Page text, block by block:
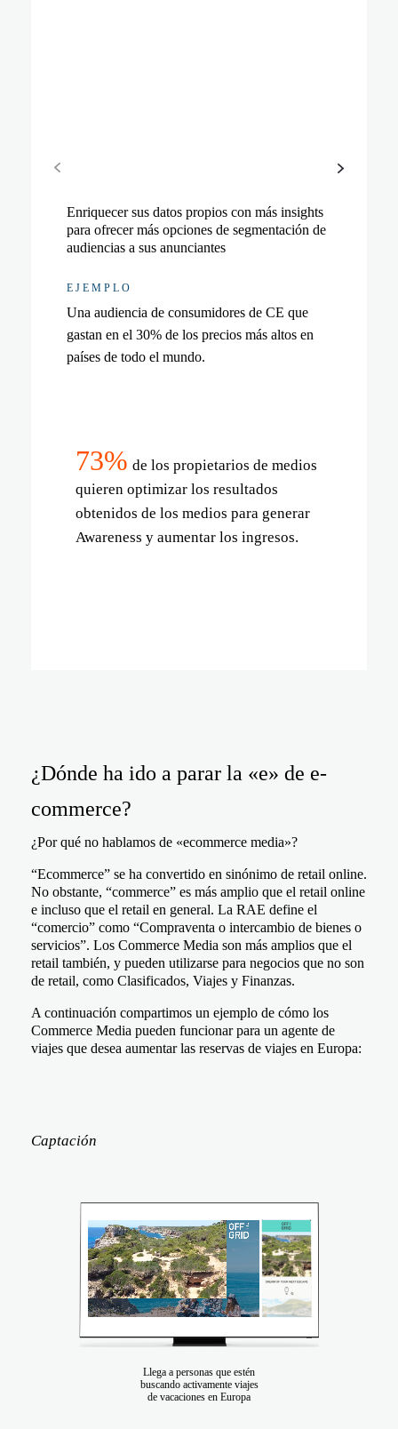
Enriquecer sus datos propios con más insights
para ofrecer más opciones de segmentación de
audiencias a sus anunciantes
EJEMPLO
Una audiencia de consumidores de CE que
gastan en el 30% de los precios más altos en
países de todo el mundo.
Personalizar su propio contenido de valor para
usuarios y crear mejores experiencias en tienda
física, que hagan volver a los visitantes y
EJEMPLO
Mostrar productos electrónicos de gama alta a
esa misma audiencia de CE en la página de
73% de los propietarios de medios
quieren optimizar los resultados
obtenidos de los medios para generar
Awareness y aumentar los ingresos.
¿Dónde ha ido a parar la «e» de e-
commerce?
¿Por qué no hablamos de «ecommerce media»?
“Ecommerce” se ha convertido en sinónimo de retail online.
No obstante, “commerce” es más amplio que el retail online
e incluso que el retail en general. La RAE define el
“comercio” como “Compraventa o intercambio de bienes o
servicios”. Los Commerce Media son más amplios que el
retail también, y pueden utilizarse para negocios que no son
de retail, como Clasificados, Viajes y Finanzas.
A continuación compartimos un ejemplo de cómo los
Commerce Media pueden funcionar para un agente de
viajes que desea aumentar las reservas de viajes en Europa:
Captación
Llega a personas que estén
buscando activamente viajes
de vacaciones en Europa